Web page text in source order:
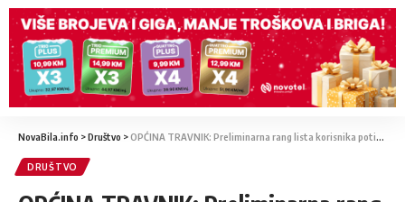
NovaBila.info >Društvo >OPĆINA TRAVNIK: Preliminarna rang lista korisnika poticaja / “Subvencije za poticaj razvoja, poduzetništva i obrta za 2023 godinu”
DRUŠTVO